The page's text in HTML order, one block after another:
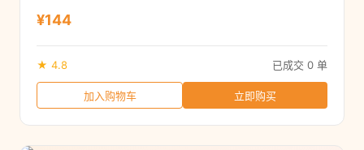
¥144
★ 4.8 已成交 0 单
加入购物车 立即购买